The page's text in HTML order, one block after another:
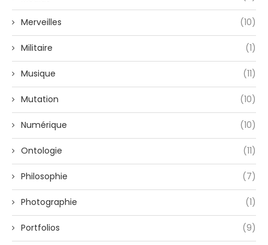
Merveilles (10)
Militaire (1)
Musique (11)
Mutation (10)
Numérique (10)
Ontologie (11)
Philosophie (7)
Photographie (1)
Portfolios (9)